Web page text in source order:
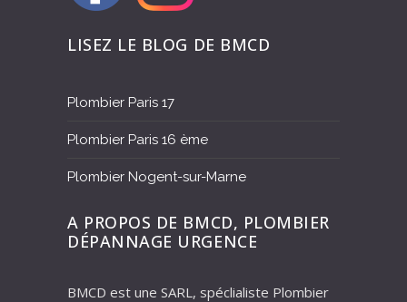
LISEZ LE BLOG DE BMCD
Plombier Paris 17
Plombier Paris 16 ème
Plombier Nogent-sur-Marne
A PROPOS DE BMCD, PLOMBIER
DÉPANNAGE URGENCE
BMCD est une SARL, spéclialiste Plombier